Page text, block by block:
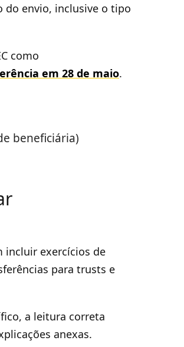
do envio, inclusive o tipo
como
em 28 de maio.
beneficiária)
incluir exercícios de
para trusts e
a leitura correta
anexas.